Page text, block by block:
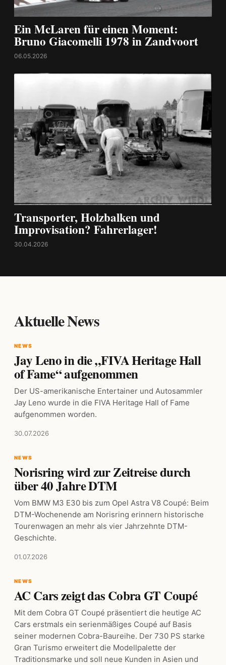
Ein McLaren für einen Moment:
Bruno Giacomelli 1978 in Zandvoort
06.05.2026
Transporter, Holzbalken und
Improvisation? Fahrerlager!
30.04.2026
Aktuelle News
NEWS
Jay Leno in die „FIVA Heritage Hall
of Fame“ aufgenommen
Der US-amerikanische Entertainer und Autosammler
Jay Leno wurde in die FIVA Heritage Hall of Fame
aufgenommen worden.
30.07.2026
NEWS
Norisring wird zur Zeitreise durch
über 40 Jahre DTM
Vom BMW M3 E30 bis zum Opel Astra V8 Coupé: Beim
DTM-Wochenende am Norisring erinnern historische
Tourenwagen an mehr als vier Jahrzehnte DTM-
Geschichte.
01.07.2026
NEWS
AC Cars zeigt das Cobra GT Coupé
Mit dem Cobra GT Coupé präsentiert die heutige AC
Cars erstmals ein serienmäßiges Coupé auf Basis
seiner modernen Cobra-Baureihe. Der 730 PS starke
Gran Turismo erweitert die Modellpalette der
Traditionsmarke und soll neue Kunden in Asien und